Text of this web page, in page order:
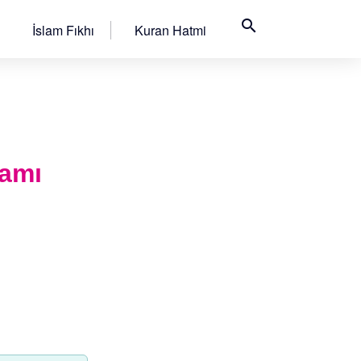
İslam Fıkhı Kuran Hatmi search